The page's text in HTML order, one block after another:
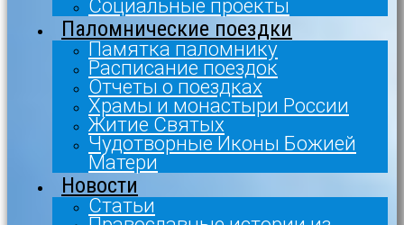
Социальные проекты
Паломнические поездки
Памятка паломнику
Расписание поездок
Отчеты о поездках
Храмы и монастыри России
Житие Святых
Чудотворные Иконы Божией
Матери
Новости
Статьи